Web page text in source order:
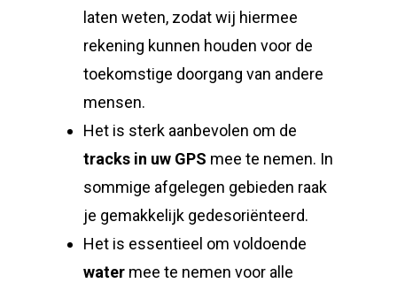
laten weten, zodat wij hiermee
rekening kunnen houden voor de
toekomstige doorgang van andere
mensen.
Het is sterk aanbevolen om de
tracks in uw GPS mee te nemen. In
sommige afgelegen gebieden raak
je gemakkelijk gedesoriënteerd.
Het is essentieel om voldoende
water mee te nemen voor alle